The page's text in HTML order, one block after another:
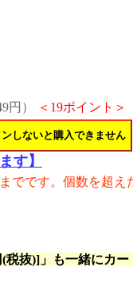
円）
＜19ポイント＞
す】
でです。個数を超
(税抜)] 」も一緒にカ